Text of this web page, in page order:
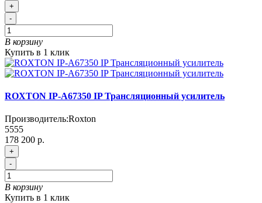
+
-
В корзину
Купить в 1 клик
ROXTON IP-A67350 IP Трансляционный усилитель
Производитель:Roxton
5555
178 200 р.
+
-
В корзину
Купить в 1 клик